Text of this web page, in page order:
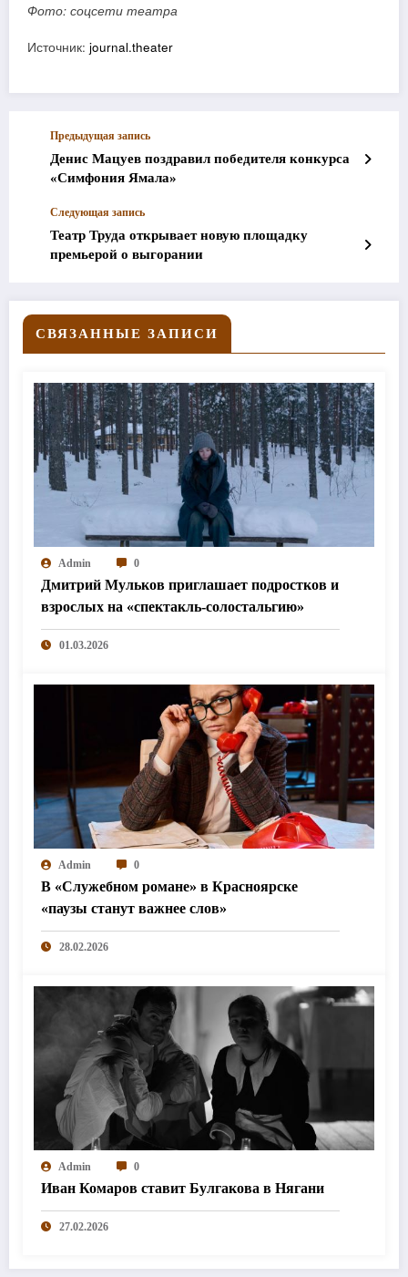
Фото: соцсети театра
Источник: journal.theater
Предыдущая запись
Денис Мацуев поздравил победителя конкурса
«Симфония Ямала»
Следующая запись
Театр Труда открывает новую площадку
премьерой о выгорании
СВЯЗАННЫЕ ЗАПИСИ
Admin 0
Дмитрий Мульков приглашает подростков и
взрослых на «спектакль-солостальгию»
01.03.2026
Admin 0
В «Служебном романе» в Красноярске
«паузы станут важнее слов»
28.02.2026
Admin 0
Иван Комаров ставит Булгакова в Нягани
27.02.2026